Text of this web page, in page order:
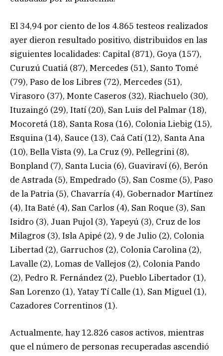
El 34,94 por ciento de los 4.865 testeos realizados
ayer dieron resultado positivo, distribuidos en las
siguientes localidades: Capital (871), Goya (157),
Curuzú Cuatiá (87), Mercedes (51), Santo Tomé
(79), Paso de los Libres (72), Mercedes (51),
Virasoro (37), Monte Caseros (32), Riachuelo (30),
Ituzaingó (29), Itatí (20), San Luis del Palmar (18),
Mocoretá (18), Santa Rosa (16), Colonia Liebig (15),
Esquina (14), Sauce (13), Caá Catí (12), Santa Ana
(10), Bella Vista (9), La Cruz (9), Pellegrini (8),
Bonpland (7), Santa Lucia (6), Guaviraví (6), Berón
de Astrada (5), Empedrado (5), San Cosme (5), Paso
de la Patria (5), Chavarría (4), Gobernador Martínez
(4), Ita Baté (4), San Carlos (4), San Roque (3), San
Isidro (3), Juan Pujol (3), Yapeyú (3), Cruz de los
Milagros (3), Isla Apipé (2), 9 de Julio (2), Colonia
Libertad (2), Garruchos (2), Colonia Carolina (2),
Lavalle (2), Lomas de Vallejos (2), Colonia Pando
(2), Pedro R. Fernández (2), Pueblo Libertador (1),
San Lorenzo (1), Yatay Tí Calle (1), San Miguel (1),
Cazadores Correntinos (1).
Actualmente, hay 12.826 casos activos, mientras
que el número de personas recuperadas ascendió